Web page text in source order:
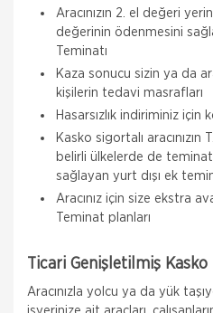
Aracınızın 2. el değeri
değerinin ödenmesini
Teminatı
Kaza sonucu sizin ya da
kişilerin tedavi masrafları
Hasarsızlık indiriminiz için
Kasko sigortalı aracınızın
belirli ülkelerde de teminat
sağlayan yurt dışı ek
Aracınız için size ekstra
Teminat planları
Ticari Genişletilmiş Kasko
Aracınızla yolcu ya da yük